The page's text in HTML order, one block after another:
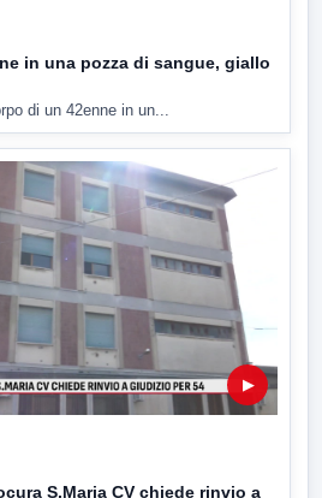
in una pozza di sangue, giallo
di un 42enne in un...
▶
S.Maria CV chiede rinvio a